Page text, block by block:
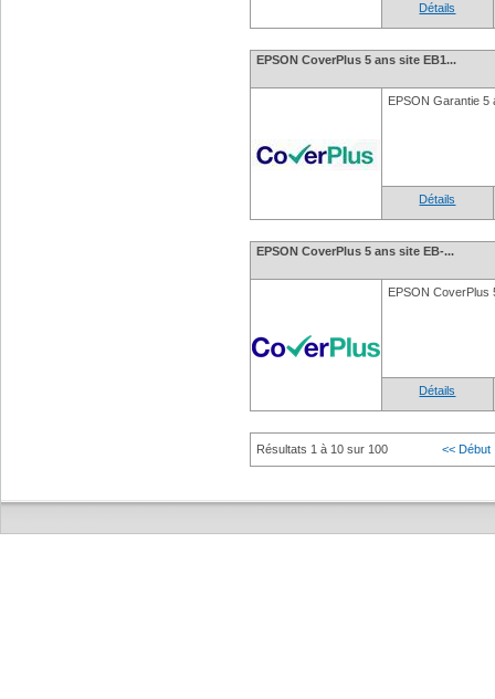
Détails
EPSON CoverPlus 5 ans site EB1...
EPSON Garantie 5
Détails
EPSON CoverPlus 5 ans site EB-...
EPSON CoverPlus
Détails
Résultats 1 à 10 sur 100 << Début